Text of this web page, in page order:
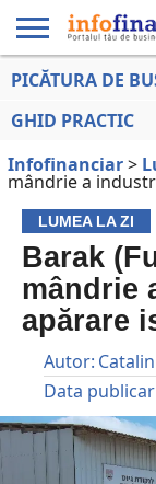
EDUCAȚIE
LA ZI
AFACERILOR
PICĂTURA DE
GHID PRACTIC
Infofinanciar>
mândrie a
LUMEA LA ZI
Barak
mândrie
apărare
Autor:
Data